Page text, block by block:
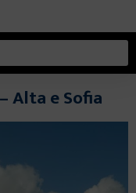
Alta e Sofia